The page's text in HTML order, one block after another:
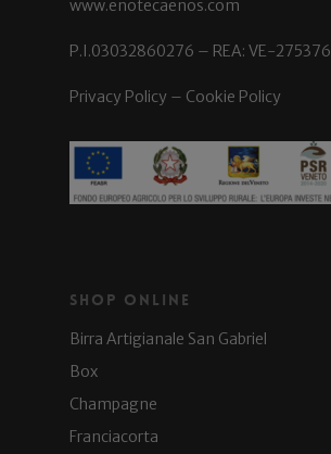
www.enotecaenos.com
P.I.03032860276 – REA: VE-275376
Privacy Policy – Cookie Policy
Shop Online
Birra Artigianale San Gabriel
Box
Champagne
Franciacorta